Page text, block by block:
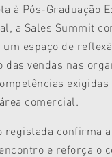
à Pós-Graduação
a Sales Summit
espaço de
vendas nas
exigidas
comercial.
registada confirma
e reforça o